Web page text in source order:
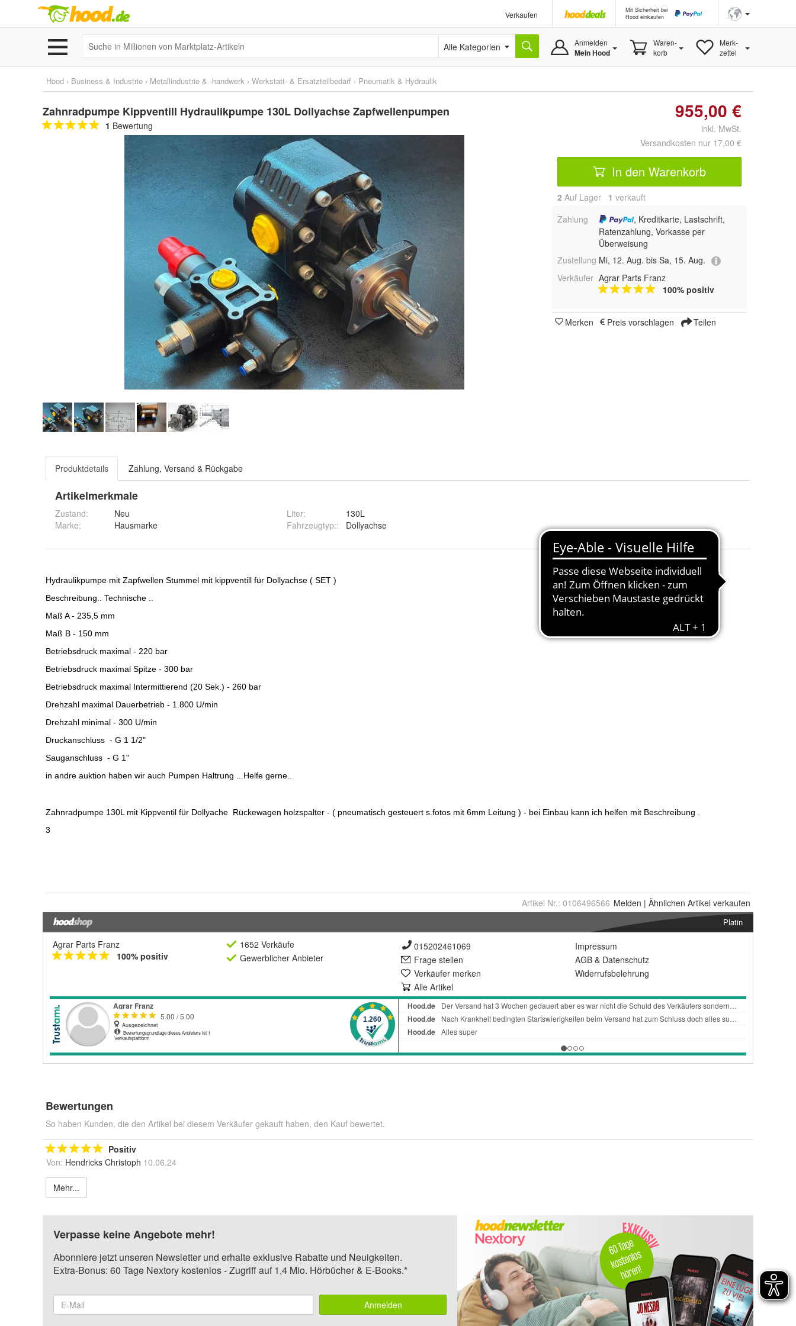
Verkaufen
Mit Sicherheit bei
Hood einkaufen
Alle Kategorien Anmelden
Mein Hood
Waren-
korb
Merk-
zettel
Hood › Business & Industrie › Metallindustrie & -handwerk › Werkstatt- & Ersatzteilbedarf › Pneumatik & Hydraulik
Zahnradpumpe Kippventill Hydraulikpumpe 130L Dollyachse Zapfwellenpumpen
1 Bewertung
955,00 €
inkl. MwSt.
Versandkosten nur 17,00 €
In den Warenkorb
2 Auf Lager 1 verkauft
Zahlung
, Kreditkarte, Lastschrift,
Ratenzahlung, Vorkasse per
Überweisung
Zustellung Mi, 12. Aug. bis Sa, 15. Aug.
Verkäufer Agrar Parts Franz
100% positiv
Merken Preis vorschlagen Teilen
Produktdetails Zahlung, Versand & Rückgabe
Artikelmerkmale
Zustand:
Neu
Marke:
Hausmarke
Liter:
130L
Fahrzeugtyp:: Dollyachse
Artikel Nr.: 0106496566 Melden | Ähnlichen Artikel verkaufen
Platin
Agrar Parts Franz
100% positiv
1652 Verkäufe
Gewerblicher Anbieter
015202461069
Frage stellen
Verkäufer merken
Alle Artikel
Impressum
AGB & Datenschutz
Widerrufsbelehrung
Bewertungen
So haben Kunden, die den Artikel bei diesem Verkäufer gekauft haben, den Kauf bewertet.
Positiv
Von: Hendricks Christoph 10.06.24
Mehr...
Verpasse keine Angebote mehr!
Abonniere jetzt unseren Newsletter und erhalte exklusive Rabatte und Neuigkeiten.
Extra-Bonus: 60 Tage Nextory kostenlos - Zugriff auf 1,4 Mio. Hörbücher & E-Books.*
Anmelden